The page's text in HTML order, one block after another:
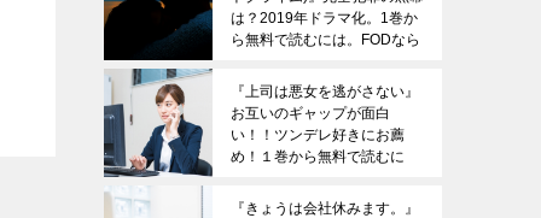
は？2019年ドラマ化。1巻か
ら無料で読むには。FODなら
険です。
『上司は悪女を逃がさない』
お互いのギャップが面白
い！！ツンデレ好きにお薦
め！１巻から無料で読むに
す。ZIPは危険です。
『きょうは会社休みます。』